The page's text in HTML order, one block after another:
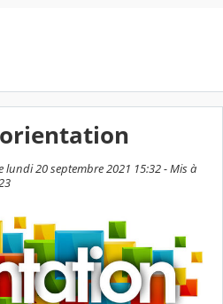
lundi 20 septembre 2021 15:32 - Mis à